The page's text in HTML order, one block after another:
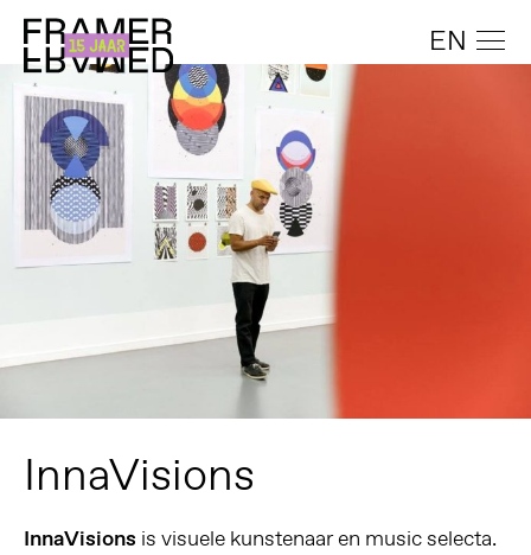
EN
InnaVisions
InnaVisions is visuele kunstenaar en music selecta.